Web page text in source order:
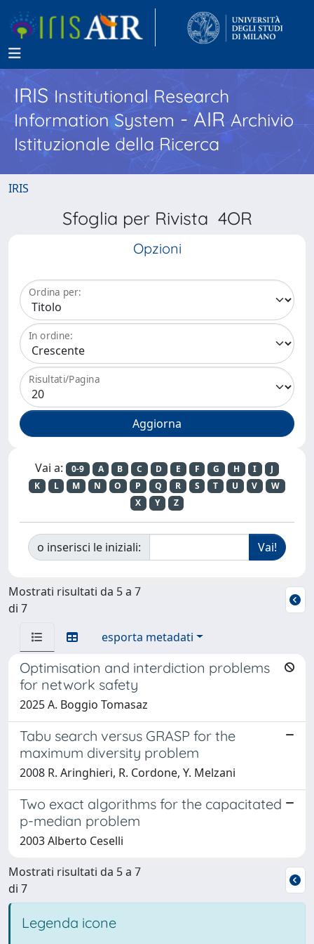
IRISInstitutional Research
Information System - AIR Archivio
Istituzionale della Ricerca
IRIS
Sfoglia per Rivista 4OR
Opzioni
Ordina per:
In ordine:
Risultati/Pagina
Vai a: 0-9 A B C D E F G H I
J
K
L M N O P Q R S T U V
W
X
Y Z
o inserisci le iniziali:
Mostrati risultati da 5 a 7
di 7
esporta metadati
Optimisation and interdiction problems
for network safety
2025 A. Boggio Tomasaz
Tabu search versus GRASP for the
maximum diversity problem
2008 R. Aringhieri, R. Cordone, Y. Melzani
Two exact algorithms for the capacitated
p-median problem
2003 Alberto Ceselli
Mostrati risultati da 5 a 7
di 7
Legenda icone